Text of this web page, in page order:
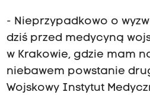
- Nieprzypadkowo o
dziś przed medycyną
w Krakowie, gdzie mam
niebawem powstanie
Wojskowy Instytut